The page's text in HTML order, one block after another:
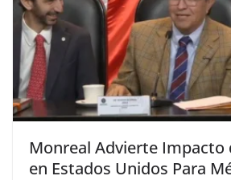
Monreal Advierte Impacto
en Estados Unidos Para